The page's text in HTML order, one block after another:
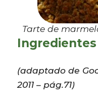
Tarte de
Ingredientes
(adaptado de
2011 – pág.71)